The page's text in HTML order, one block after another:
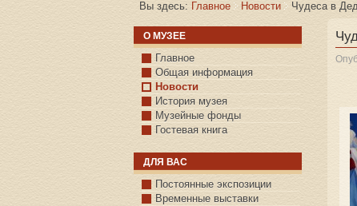
Вы здесь: Главное Новости Чудеса в
О МУЗЕЕ
Главное
Общая информация
Новости
История музея
Музейные фонды
Гостевая книга
ДЛЯ ВАС
Постоянные экспозиции
Временные выставки